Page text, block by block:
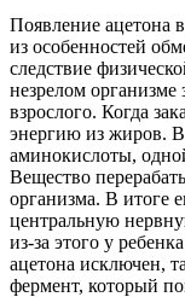
Появление ацетона
из особенностей
следствие
незрелом организме
взрослого. Когда
энергию из жиров.
аминокислоты,
Вещество
организма. В итоге
центральную
из-за этого у
ацетона исключен,
фермент, который